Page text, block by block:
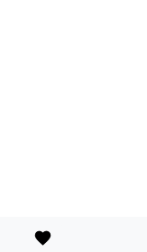
favorite